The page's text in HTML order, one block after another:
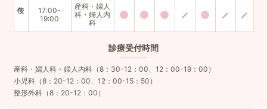
17:00-
19:00
産科・婦人
科・婦人内
科
診療受付時間
産科・婦人科・婦人内科（8：30-12：00、12：00-19：00）
小児科（8：20-12：00、12：00-15：50）
整形外科（8：20-12：00）